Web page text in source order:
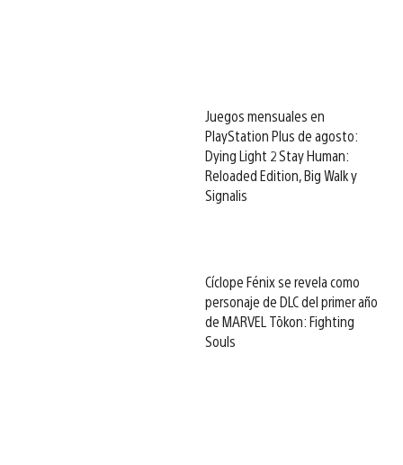
Juegos mensuales en
PlayStation Plus de agosto:
Dying Light 2 Stay Human:
Reloaded Edition, Big Walk y
Signalis
Cíclope Fénix se revela como
personaje de DLC del primer año
de MARVEL Tōkon: Fighting
Souls